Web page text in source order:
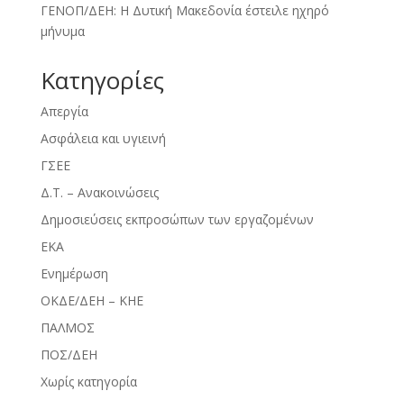
ΓΕΝΟΠ/ΔΕΗ: Η Δυτική Μακεδονία έστειλε ηχηρό
μήνυμα
Kατηγορίες
Απεργία
Ασφάλεια και υγιεινή
ΓΣΕΕ
Δ.Τ. – Ανακοινώσεις
Δημοσιεύσεις εκπροσώπων των εργαζομένων
ΕΚΑ
Ενημέρωση
ΟΚΔΕ/ΔΕΗ – ΚΗΕ
ΠΑΛΜΟΣ
ΠΟΣ/ΔΕΗ
Χωρίς κατηγορία